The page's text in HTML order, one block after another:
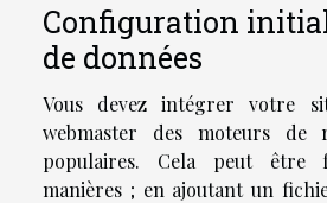
Configuration
de données
Vous devez intégrer votre
webmaster des moteurs de
populaires. Cela peut être
manières ; en ajoutant un